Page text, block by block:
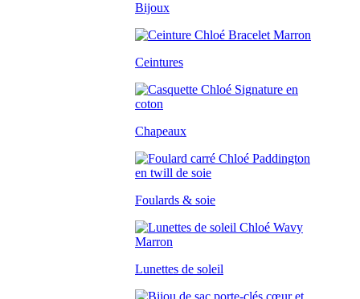
Bijoux
Ceintures
Chapeaux
Foulards & soie
Lunettes de soleil